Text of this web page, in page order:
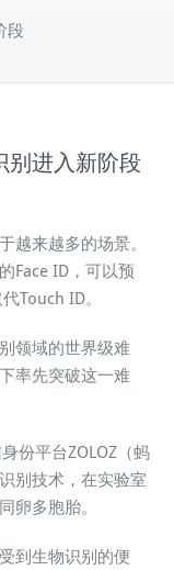
段
别进入新阶段
越来越多的场景。
Face ID，可以预
Touch ID。
领域的世界级难
率先突破这一难
份平台ZOLOZ（蚂
别技术，在实验室
卵多胞胎。
到生物识别的便